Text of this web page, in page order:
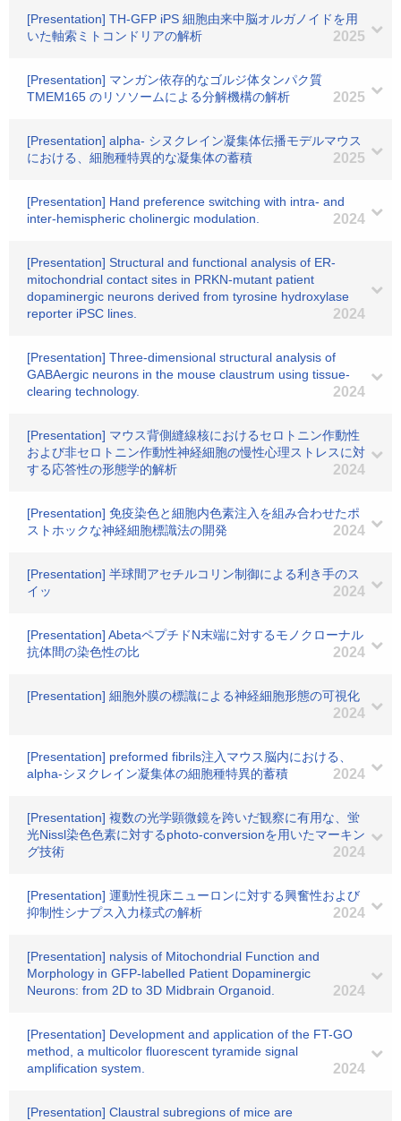
[Presentation] TH-GFP iPS 細胞由来中脳オルガノイドを用
いた軸索ミトコンドリアの解析
2025
[Presentation] マンガン依存的なゴルジ体タンパク質
TMEM165 のリソソームによる分解機構の解析
2025
[Presentation] alpha- シヌクレイン凝集体伝播モデルマウス
における、細胞種特異的な凝集体の蓄積
2025
[Presentation] Hand preference switching with intra- and
inter-hemispheric cholinergic modulation.
2024
[Presentation] Structural and functional analysis of ER-
mitochondrial contact sites in PRKN-mutant patient
dopaminergic neurons derived from tyrosine hydroxylase
reporter iPSC lines.
2024
[Presentation] Three-dimensional structural analysis of
GABAergic neurons in the mouse claustrum using tissue-
clearing technology.
2024
[Presentation] マウス背側縫線核におけるセロトニン作動性
および非セロトニン作動性神経細胞の慢性心理ストレスに対
する応答性の形態学的解析
2024
[Presentation] 免疫染色と細胞内色素注入を組み合わせたポ
ストホックな神経細胞標識法の開発
2024
[Presentation] 半球間アセチルコリン制御による利き手のス
イッ
2024
[Presentation] AbetaペプチドN末端に対するモノクローナル
抗体間の染色性の比
2024
[Presentation] 細胞外膜の標識による神経細胞形態の可視化
2024
[Presentation] preformed fibrils注入マウス脳内における、
alpha-シヌクレイン凝集体の細胞種特異的蓄積
2024
[Presentation] 複数の光学顕微鏡を跨いだ観察に有用な、蛍
光Nissl染色色素に対するphoto-conversionを用いたマーキン
グ技術
2024
[Presentation] 運動性視床ニューロンに対する興奮性および
抑制性シナプス入力様式の解析
2024
[Presentation] nalysis of Mitochondrial Function and
Morphology in GFP-labelled Patient Dopaminergic
Neurons: from 2D to 3D Midbrain Organoid.
2024
[Presentation] Development and application of the FT-GO
method, a multicolor fluorescent tyramide signal
amplification system.
2024
[Presentation] Claustral subregions of mice are